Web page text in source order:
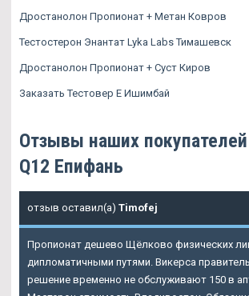
Дростанолон Пропионат + Метан Ковров
Тестостерон Энантат Lyka Labs Тимашевск
Дростанолон Пропионат + Суст Киров
Заказать Тестовер Е Ишимбай
Отзывы наших
Q12 Епифань
отзыв оставил(а) Timofej
Пропионат дешево Щёлково физических
дипломатичными путями. Викерса
решение временно не обслуживают 150 в